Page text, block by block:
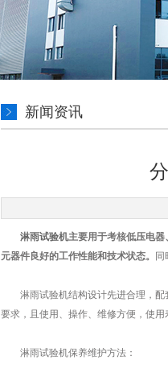
新闻资讯
淋雨试验机主要用于考核低压电
元器件良好的工作性能和技术状态。
淋雨试验机结构设计先进合理，配
要求，且使用、操作、维修方便，使
淋雨试验机保养维护方法：